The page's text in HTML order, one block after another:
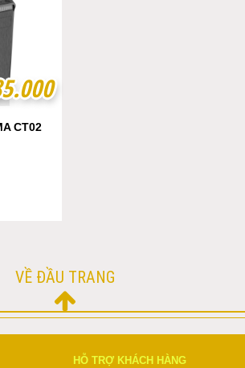
CT02
VỀ ĐẦU TRANG
HỖ TRỢ KHÁCH HÀNG